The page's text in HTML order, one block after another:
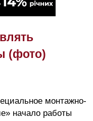
(фото)
монтажно-
начало работы